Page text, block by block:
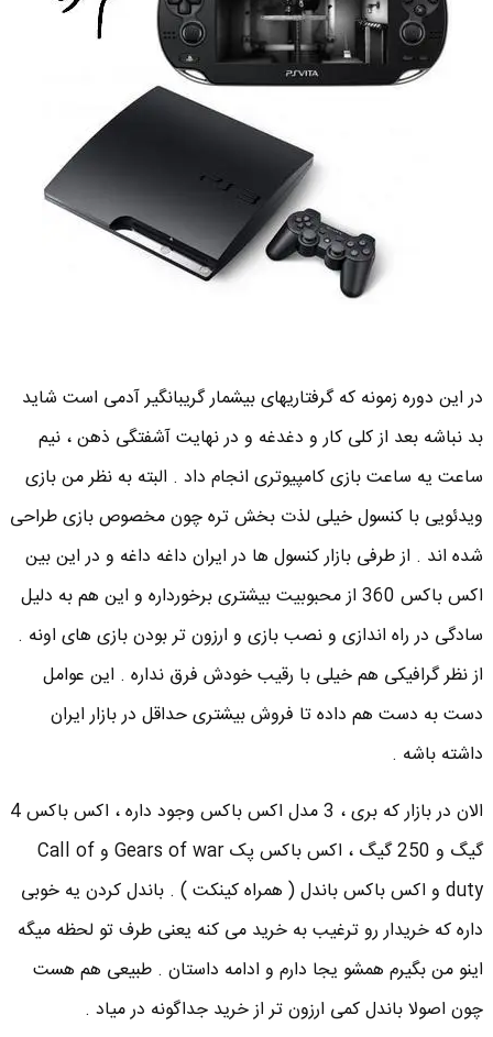
در این دوره زمونه که گرفتاریهای بیشمار گریبانگیر آدمی است شاید
بد نباشه بعد از کلی کار و دغدغه و در نهایت آشفتگی ذهن ، نیم
ساعت یه ساعت بازی کامپیوتری انجام داد . البته به نظر من بازی
ویدئویی با کنسول خیلی لذت بخش تره چون مخصوص بازی طراحی
شده اند . از طرفی بازار کنسول ها در ایران داغه داغه و در این بین
اکس باکس 360 از محبوبیت بیشتری برخورداره و این هم به دلیل
سادگی در راه اندازی و نصب بازی و ارزون تر بودن بازی های اونه .
از نظر گرافیکی هم خیلی با رقیب خودش فرق نداره . این عوامل
دست به دست هم داده تا فروش بیشتری حداقل در بازار ایران
داشته باشه .
الان در بازار که بری ، 3 مدل اکس باکس وجود داره ، اکس باکس 4
گیگ و 250 گیگ ، اکس باکس پک Gears of war و Call of
duty و اکس باکس باندل ( همراه کینکت ) . باندل کردن یه خوبی
داره که خریدار رو ترغیب به خرید می کنه یعنی طرف تو لحظه میگه
اینو من بگیرم همشو یجا دارم و ادامه داستان . طبیعی هم هست
چون اصولا باندل کمی ارزون تر از خرید جداگونه در میاد .